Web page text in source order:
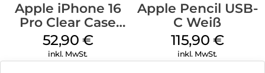
Apple iPhone 16
Pro Clear Case
MagSafe
Transparent
52,90 €
inkl. MwSt.
Apple Pencil USB-
C Weiß
115,90 €
inkl. MwSt.